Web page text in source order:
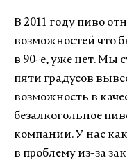
В 2011 году пиво
возможностей что
в 90-е, уже нет. Мы
пяти градусов
возможность в
безалкогольное
компании. У нас
в проблему из-за